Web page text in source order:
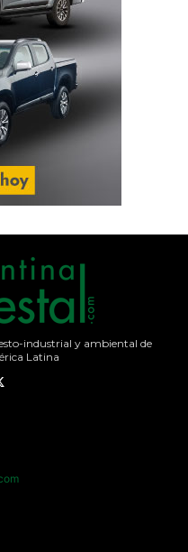
industrial y ambiental de
Latina